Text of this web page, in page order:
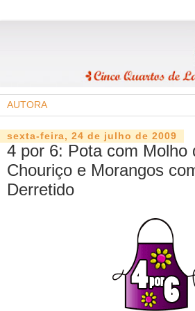
sexta-feira, 24 de julho de 2009
4 por 6: Pota com Molho
Chouriço e Morangos
Derretido